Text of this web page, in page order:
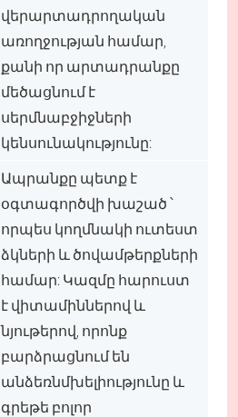
վերարտադրողական
առողջության համար,
քանի որ արտադրանքը
մեծացնում է
սերմնաբջիջների
կենսունակությունը:
Ապրանքը պետք է
օգտագործվի խաշած ՝
որպես կողմնակի ուտեստ
ձկների և ծովամթերքների
համար: Կազմը հարուստ
է վիտամիններով և
նյութերով, որոնք
բարձրացնում են
անձեռնմխելիությունը և
գրեթե բոլոր